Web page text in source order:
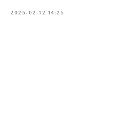
2025-02-12 14:25